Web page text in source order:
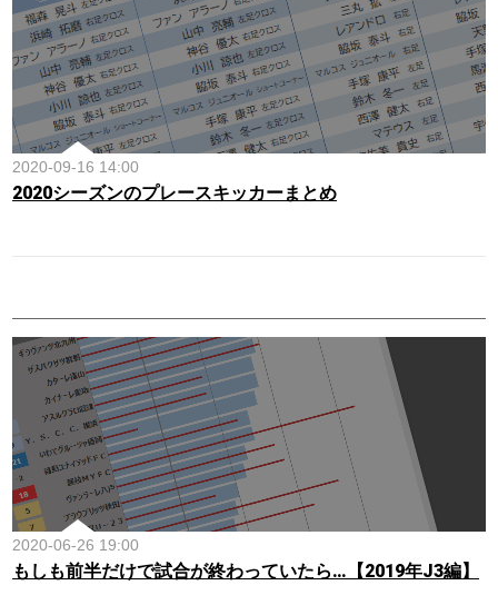
2020-09-16 14:00
2020シーズンのプレースキッカーまとめ
2020-06-26 19:00
もしも前半だけで試合が終わっていたら…【2019年J3編】